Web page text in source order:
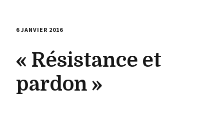
6 JANVIER 2016
« Résistance et
pardon »